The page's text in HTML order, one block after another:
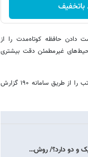
باتخفیف
دادن حافظه کوتاه‌مدت را از
غیرمطمئن دقت بیشتری
بنا بر اعلام ایفدانا، مردم در صورت مشاهده هرگونه عرضه یا تبلیغ مشکوک باید مراتب را از طریق سامانه ۱۹۰ گزارش
یک و دو دارد؟/ روش…